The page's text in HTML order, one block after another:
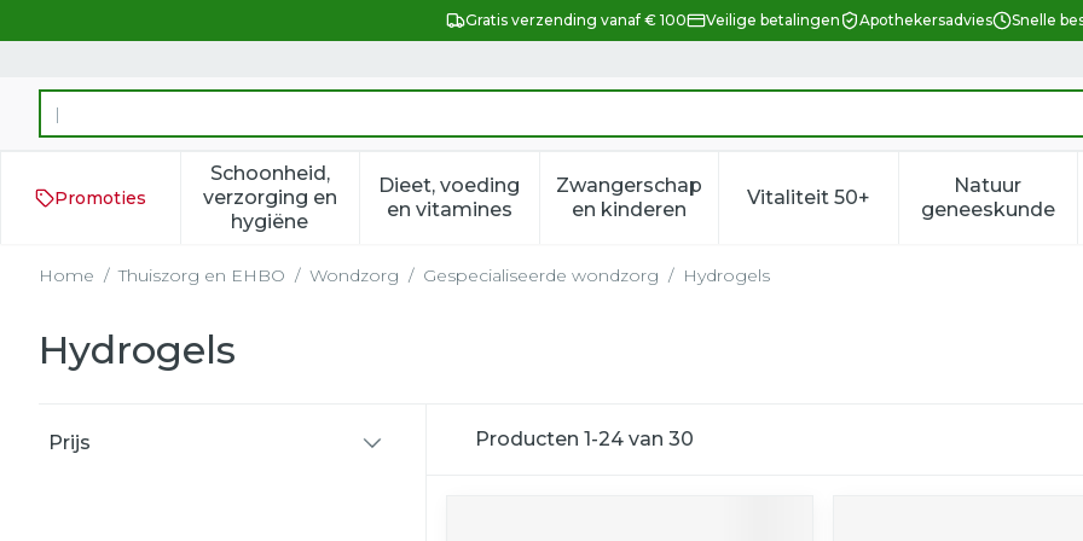
Gratis verzending vanaf € 100 Veilige betalingen Apothekersadvies Snelle
Product, merk, categorie...
Promoties
Schoonheid,
verzorging en
hygiëne
Toon submenu voor Schoonheid, verzorging en hygiëne categorie
Dieet, voeding
en vitaminesToon submenu voor Dieet, voeding en vitamines categorie
Zwangerschap
en kinderenToon submenu voor Zwangerschap en
Vitaliteit 50+Toon submenu voor
Natuur
geneeskunde
Toon
Home / Thuiszorg en EHBO / Wondzorg / Gespecialiseerde wondzorg / Hydrogels
Hydrogels
Prijs
Producten 1-24 van 30